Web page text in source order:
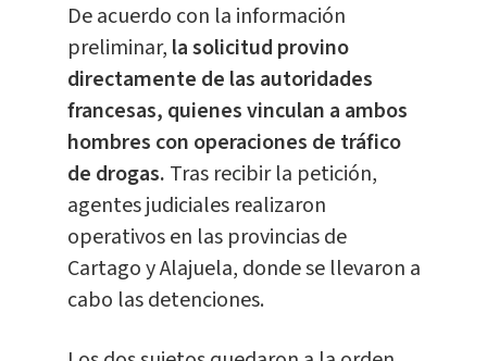
De acuerdo con la información
preliminar, la solicitud provino
directamente de las autoridades
francesas, quienes vinculan a ambos
hombres con operaciones de tráfico
de drogas. Tras recibir la petición,
agentes judiciales realizaron
operativos en las provincias de
Cartago y Alajuela, donde se llevaron a
cabo las detenciones.